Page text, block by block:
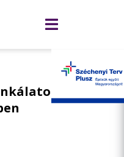
a X. és a